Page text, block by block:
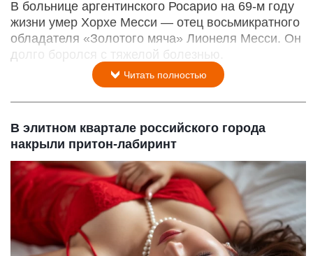
В больнице аргентинского Росарио на 69-м году
жизни умер Хорхе Месси — отец восьмикратного
обладателя «Золотого мяча» Лионеля Месси. Он
долго боролся с тяжелой болезнью.
Читать полностью
В элитном квартале российского города
накрыли притон-лабиринт